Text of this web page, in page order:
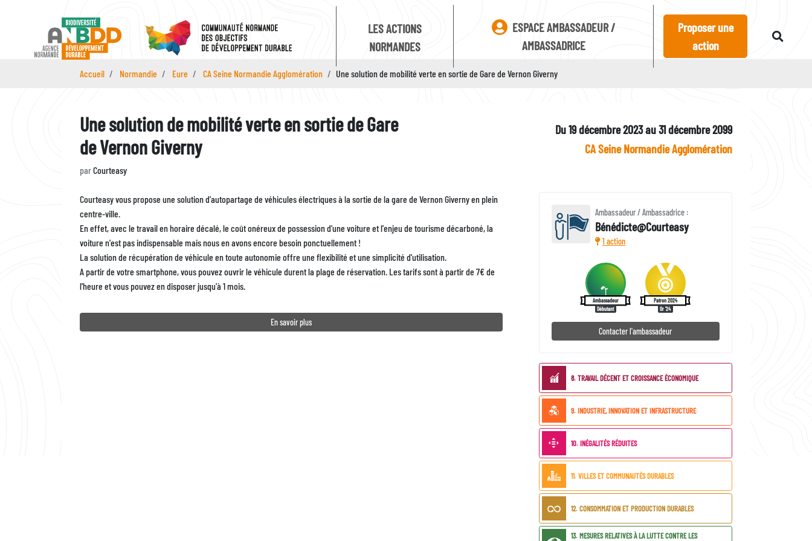
LES ACTIONS
NORMANDES
ESPACE AMBASSADEUR /
AMBASSADRICE
Proposer une
action
Accueil Normandie Eure CA Seine Normandie Agglomération Une solution de mobilité verte en sortie de Gare de Vernon Giverny
Une solution de mobilité verte en sortie de Gare
de Vernon Giverny
parCourteasy
Du 19 décembre 2023 au 31 décembre 2099
CA Seine Normandie Agglomération
Description
Courteasy vous propose une solution d'autopartage de véhicules électriques à la sortie de la gare de Vernon Giverny en plein
centre-ville.
En effet, avec le travail en horaire décalé, le coût onéreux de possession d'une voiture et l'enjeu de tourisme décarboné, la
voiture n'est pas indispensable mais nous en avons encore besoin ponctuellement !
La solution de récupération de véhicule en toute autonomie offre une flexibilité et une simplicité d'utilisation.
A partir de votre smartphone, vous pouvez ouvrir le véhicule durent la plage de réservation. Les tarifs sont à partir de 7€ de
l'heure et vous pouvez en disposer jusqu'à 1 mois.
En savoir plus
Ambassadeur / Ambassadrice :
Bénédicte@Courteasy
1 action
Ambassadeur
Débutant
Patron 2024
Or '24
Contacter l'ambassadeur
ODD
8. TRAVAIL DÉCENT ET CROISSANCE ÉCONOMIQUE
9. INDUSTRIE, INNOVATION ET INFRASTRUCTURE
10. INÉGALITÉS RÉDUITES
11. VILLES ET COMMUNAUTÉS DURABLES
12. CONSOMMATION ET PRODUCTION DURABLES
13. MESURES RELATIVES À LA LUTTE CONTRE LES